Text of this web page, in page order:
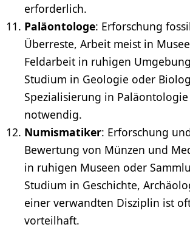
erforderlich.
Paläontologe: Erforschung
Überreste, Arbeit meist in
Feldarbeit in ruhigen
Studium in Geologie oder
Spezialisierung in
notwendig.
Numismatiker: Erforschung
Bewertung von Münzen und
in ruhigen Museen oder
Studium in Geschichte,
einer verwandten Disziplin ist
vorteilhaft.